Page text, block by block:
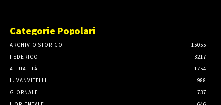
Categorie Popolari
ARCHIVIO STORICO
15055
FEDERICO II
3217
ATTUALITÀ
1754
L. VANVITELLI
988
GIORNALE
737